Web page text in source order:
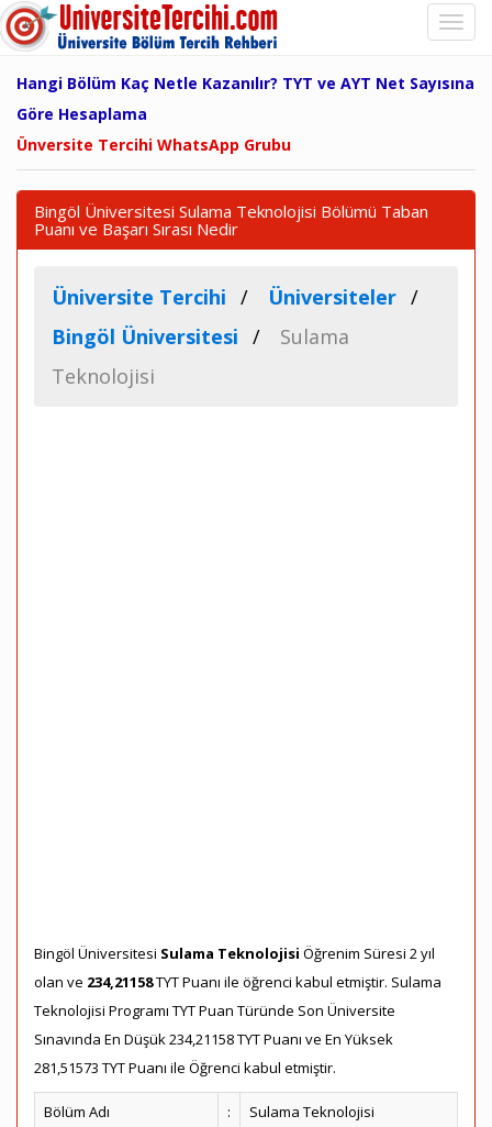
Hangi Bölüm Kaç Netle Kazanılır? TYT ve AYT Net Sayısına
Göre Hesaplama
Ünversite Tercihi WhatsApp Grubu
Bingöl Üniversitesi Sulama Teknolojisi Bölümü Taban
Puanı ve Başarı Sırası Nedir
Üniversite Tercihi
Üniversiteler
Bingöl Üniversitesi
Sulama
Teknolojisi
Bingöl Üniversitesi Sulama Teknolojisi Öğrenim Süresi 2 yıl
olan ve 234,21158TYT Puanı ile öğrenci kabul etmiştir. Sulama
Teknolojisi Programı TYT Puan Türünde Son Üniversite
Sınavında En Düşük 234,21158 TYT Puanı ve En Yüksek
281,51573 TYT Puanı ile Öğrenci kabul etmiştir.
Bölüm Adı :
Sulama Teknolojisi